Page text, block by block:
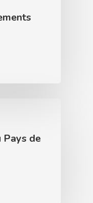
Pays de